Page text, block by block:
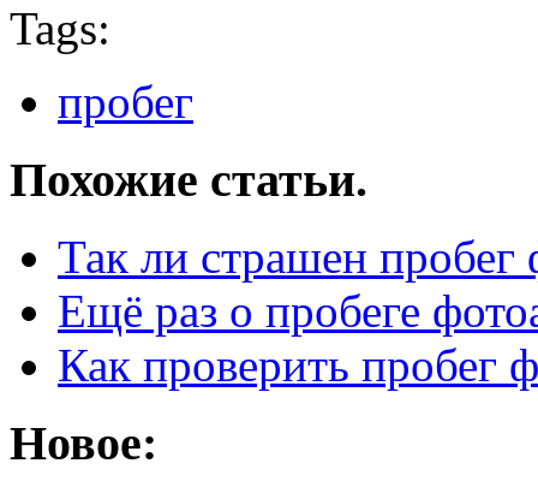
Tags:
пробег
Похожие статьи.
Так ли страшен пробег
Ещё раз о пробеге
Как проверить пробег
Новое: